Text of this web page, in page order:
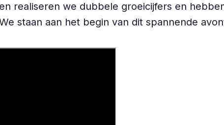
realiseren we dubbele groeicijfers en
staan aan het begin van dit spannende